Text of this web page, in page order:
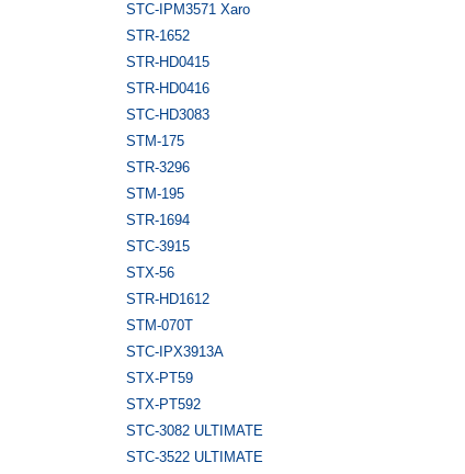
STC-IPM3571 Xaro
STR-1652
STR-HD0415
STR-HD0416
STC-HD3083
STM-175
STR-3296
STM-195
STR-1694
STC-3915
STX-56
STR-HD1612
STM-070T
STC-IPX3913A
STX-PT59
STX-PT592
STC-3082 ULTIMATE
STC-3522 ULTIMATE